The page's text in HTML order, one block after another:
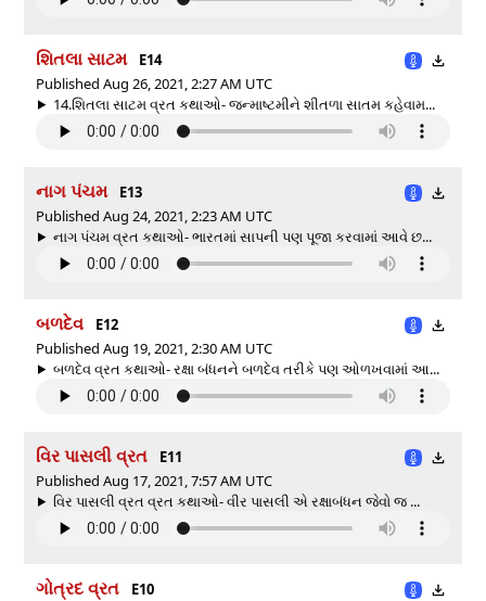
શિતલા સાટમ
E14
Published Aug 26, 2021, 2:27 AM UTC
14.શિતલા સાટમ વ્રત કથાઓ- જન્માષ્ટમીને શીતળા સાતમ કહેવામ...
નાગ પંચમ
E13
Published Aug 24, 2021, 2:23 AM UTC
નાગ પંચમ વ્રત કથાઓ- ભારતમાં સાપની પણ પૂજા કરવામાં આવે છ...
બળદેવ
E12
Published Aug 19, 2021, 2:30 AM UTC
બળદેવ વ્રત કથાઓ- રક્ષા બંધનને બળદેવ તરીકે પણ ઓળખવામાં આ...
વિર પાસલી વ્રત
E11
Published Aug 17, 2021, 7:57 AM UTC
વિર પાસલી વ્રત વ્રત કથાઓ- વીર પાસલી એ રક્ષાબંધન જેવો જ ...
ગોત્રદ વ્રત
E10